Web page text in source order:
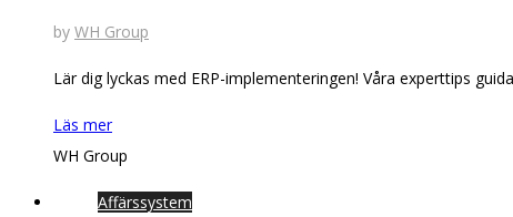
by WH Group
Lär dig lyckas med ERP-implementeringen! Våra experttips
Läs mer
WH Group
Affärssystem